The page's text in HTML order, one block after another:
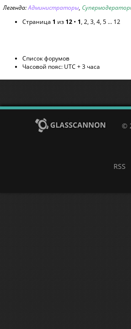
Легенда:Администраторы,
Страница 1 из 12 • 1, 2, 3, 4, 5 ... 12
Список форумов
Часовой пояс: UTC + 3 часа
©
RSS